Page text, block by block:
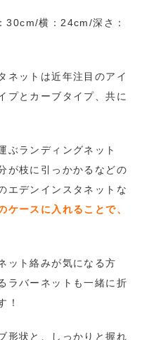
30cm/横：24cm/深さ：
ネットは近年注目のアイ
プとカーブタイプ、共に
ぶランディングネット
が枝に引っかかるなどの
エデンインスタネットな
ケースに入れることで、
ット絡みが気になる方
ラバーネットも一緒に折
！
形状と、しっかりと握れ